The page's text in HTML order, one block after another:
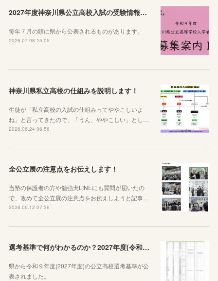
2027年度神奈川県公立高校入試の受験情報のまとめ【実施要項・募集案内等】
毎年７月の頭に県から公表されるものがあります。
2026.07.08 15:05
神奈川県私立高校の仕組みを説明します！
生徒が「私立高校の入試の仕組みってややこしいよ
ね」と言ってきたので、「うん、ややこしい」とし…
2026.06.24 06:56
全公立展の注意点をお伝えします！
当塾の保護者の方や勉強犬LINEにも質問が届いたの
で、改めて全公立展の注意点をお伝えしようと記事…
2026.06.12 07:36
選考基準で何がわかるのか？2027年度(令和９年度)神奈川県公立高校選考基準が公表されたので見方から説明します！
県から令和９年度(2027年度)の公立高校選考基準が公
表されました。